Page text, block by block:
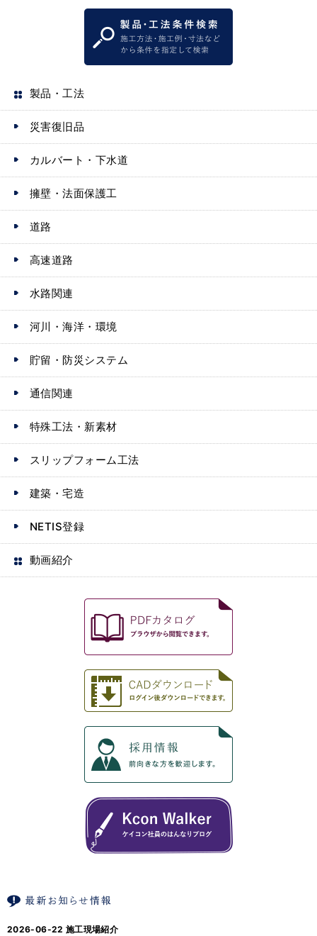
製品・工法
災害復旧品
カルバート・下水道
擁壁・法面保護工
道路
高速道路
水路関連
河川・海洋・環境
貯留・防災システム
通信関連
特殊工法・新素材
スリップフォーム工法
建築・宅造
NETIS登録
動画紹介
2026-06-22 施工現場紹介